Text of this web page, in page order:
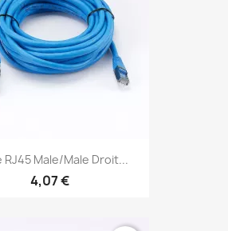
RJ45 Male/Male Droit...
4,07 €